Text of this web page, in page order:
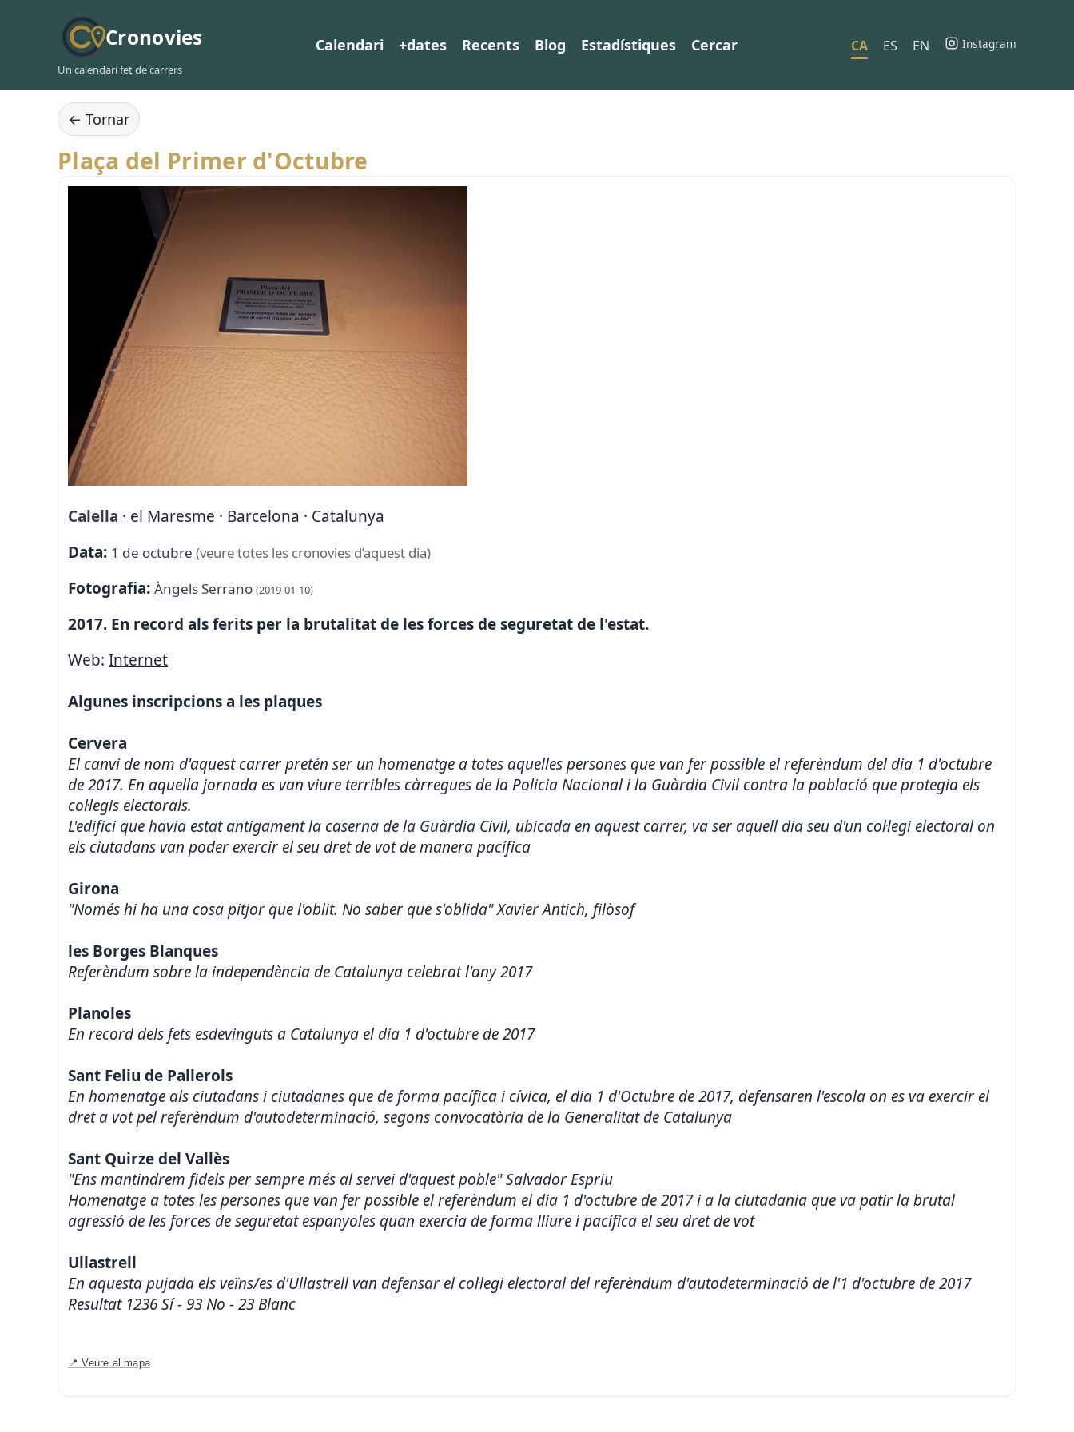
Cronovies
Un calendari fet de carrers
Calendari +dates Recents Blog Estadístiques Cercar CA ES EN Instagram
← Tornar
Plaça del Primer d'Octubre
Calella · el Maresme · Barcelona · Catalunya
Data: 1 de octubre (veure totes les cronovies d’aquest dia)
Fotografia: Àngels Serrano (2019-01-10)
2017. En record als ferits per la brutalitat de les forces de seguretat de l'estat.
Web: Internet
Algunes inscripcions a les plaques
Cervera
El canvi de nom d'aquest carrer pretén ser un homenatge a totes aquelles persones que van fer possible el referèndum del dia 1 d'octubre
de 2017. En aquella jornada es van viure terribles càrregues de la Policia Nacional i la Guàrdia Civil contra la població que protegia els
col·legis electorals.
L'edifici que havia estat antigament la caserna de la Guàrdia Civil, ubicada en aquest carrer, va ser aquell dia seu d'un col·legi electoral on
els ciutadans van poder exercir el seu dret de vot de manera pacífica
Girona
"Només hi ha una cosa pitjor que l'oblit. No saber que s'oblida" Xavier Antich, filòsof
les Borges Blanques
Referèndum sobre la independència de Catalunya celebrat l'any 2017
Planoles
En record dels fets esdevinguts a Catalunya el dia 1 d'octubre de 2017
Sant Feliu de Pallerols
En homenatge als ciutadans i ciutadanes que de forma pacífica i cívica, el dia 1 d'Octubre de 2017, defensaren l'escola on es va exercir el
dret a vot pel referèndum d'autodeterminació, segons convocatòria de la Generalitat de Catalunya
Sant Quirze del Vallès
"Ens mantindrem fidels per sempre més al servei d'aquest poble" Salvador Espriu
Homenatge a totes les persones que van fer possible el referèndum el dia 1 d'octubre de 2017 i a la ciutadania que va patir la brutal
agressió de les forces de seguretat espanyoles quan exercia de forma lliure i pacífica el seu dret de vot
Ullastrell
En aquesta pujada els veïns/es d'Ullastrell van defensar el col·legi electoral del referèndum d'autodeterminació de l'1 d'octubre de 2017
Resultat 1236 Sí - 93 No - 23 Blanc
📍 Veure al mapa